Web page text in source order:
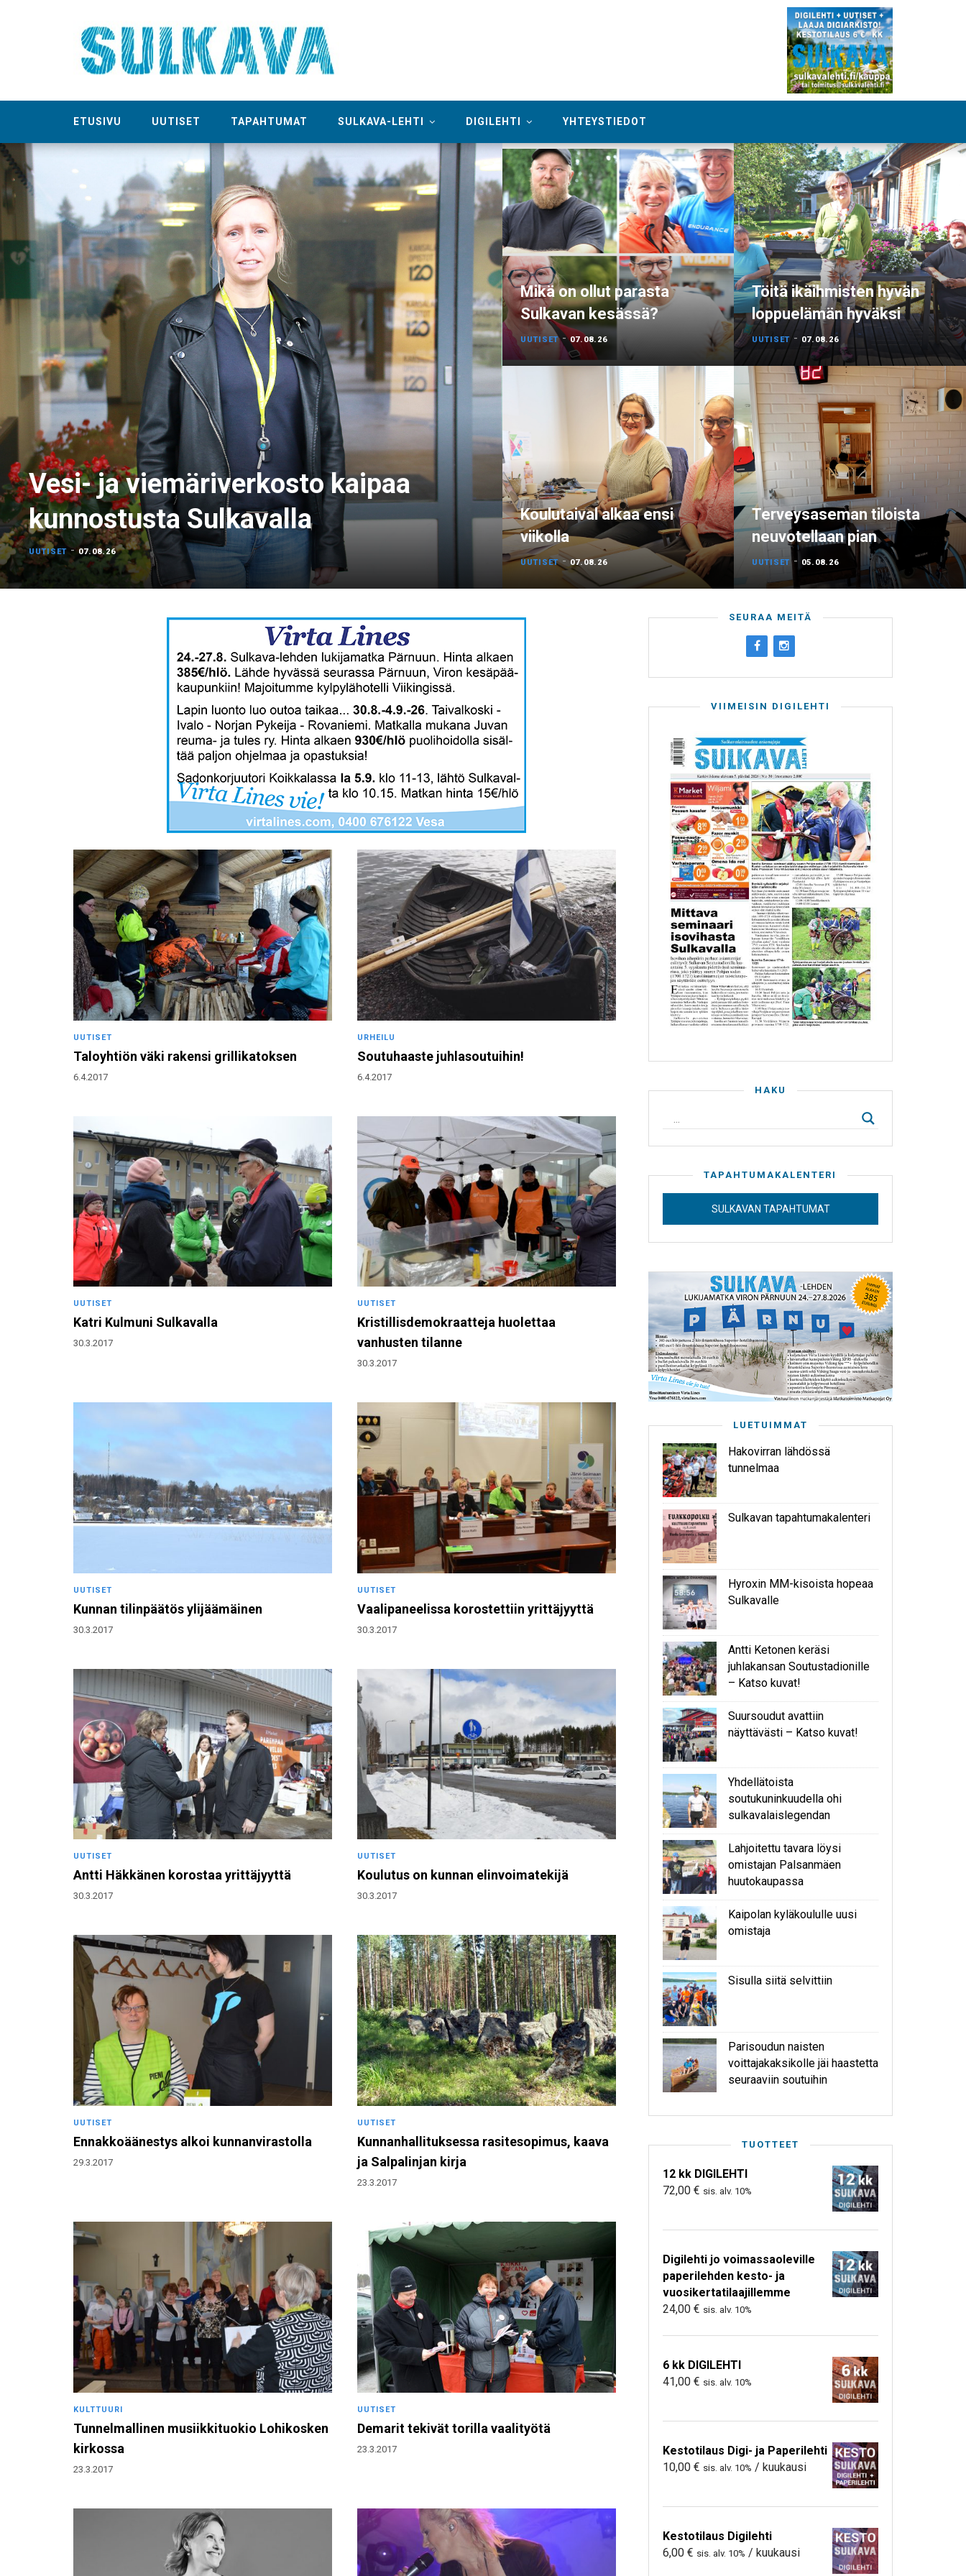
ETUSIVU UUTISET TAPAHTUMAT SULKAVA-LEHTI DIGILEHTI YHTEYSTIEDOT
Vesi- ja viemäriverkosto kaipaa
kunnostusta Sulkavalla
UUTISET - 07.08.26
Mikä on ollut parasta
Sulkavan kesässä?
UUTISET - 07.08.26
Töitä ikäihmisten hyvän
loppuelämän hyväksi
UUTISET - 07.08.26
Koulutaival alkaa ensi
viikolla
UUTISET - 07.08.26
Terveysaseman tiloista
neuvotellaan pian
UUTISET - 05.08.26
UUTISET
Taloyhtiön väki rakensi grillikatoksen
6.4.2017
URHEILU
Soutuhaaste juhlasoutuihin!
6.4.2017
UUTISET
Katri Kulmuni Sulkavalla
30.3.2017
UUTISET
Kristillisdemokraatteja huolettaa
vanhusten tilanne
30.3.2017
UUTISET
Kunnan tilinpäätös ylijäämäinen
30.3.2017
UUTISET
Vaalipaneelissa korostettiin yrittäjyyttä
30.3.2017
UUTISET
Antti Häkkänen korostaa yrittäjyyttä
30.3.2017
UUTISET
Koulutus on kunnan elinvoimatekijä
30.3.2017
UUTISET
Ennakkoäänestys alkoi kunnanvirastolla
29.3.2017
UUTISET
Kunnanhallituksessa rasitesopimus, kaava
ja Salpalinjan kirja
23.3.2017
KULTTUURI
Tunnelmallinen musiikkituokio Lohikosken
kirkossa
23.3.2017
UUTISET
Demarit tekivät torilla vaalityötä
23.3.2017
SEURAA MEITÄ
VIIMEISIN DIGILEHTI
HAKU
TAPAHTUMAKALENTERI
SULKAVAN TAPAHTUMAT
LUETUIMMAT
Hakovirran lähdössä
tunnelmaa
Sulkavan tapahtumakalenteri
Hyroxin MM-kisoista hopeaa
Sulkavalle
Antti Ketonen keräsi
juhlakansan Soutustadionille
– Katso kuvat!
Suursoudut avattiin
näyttävästi – Katso kuvat!
Yhdellätoista
soutukuninkuudella ohi
sulkavalaislegendan
Lahjoitettu tavara löysi
omistajan Palsanmäen
huutokaupassa
Kaipolan kyläkoululle uusi
omistaja
Sisulla siitä selvittiin
Parisoudun naisten
voittajakaksikolle jäi haastetta
seuraaviin soutuihin
TUOTTEET
12 kk DIGILEHTI
72,00 € sis. alv. 10%
Digilehti jo voimassaoleville
paperilehden kesto- ja
vuosikertatilaajillemme
24,00 € sis. alv. 10%
6 kk DIGILEHTI
41,00 € sis. alv. 10%
Kestotilaus Digi- ja Paperilehti
10,00 € sis. alv. 10% / kuukausi
Kestotilaus Digilehti
6,00 € sis. alv. 10% / kuukausi